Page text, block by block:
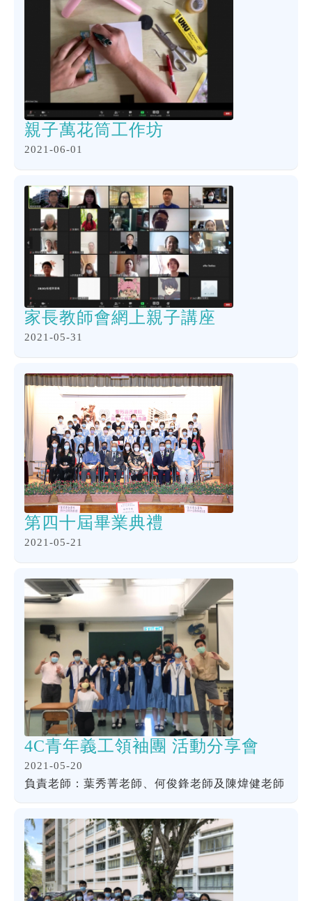
親子萬花筒工作坊
2021-06-01
家長教師會網上親子講座
2021-05-31
第四十屆畢業典禮
2021-05-21
4C青年義工領袖團 活動分享會
2021-05-20
負責老師：葉秀菁老師、何俊鋒老師及陳煒健老師